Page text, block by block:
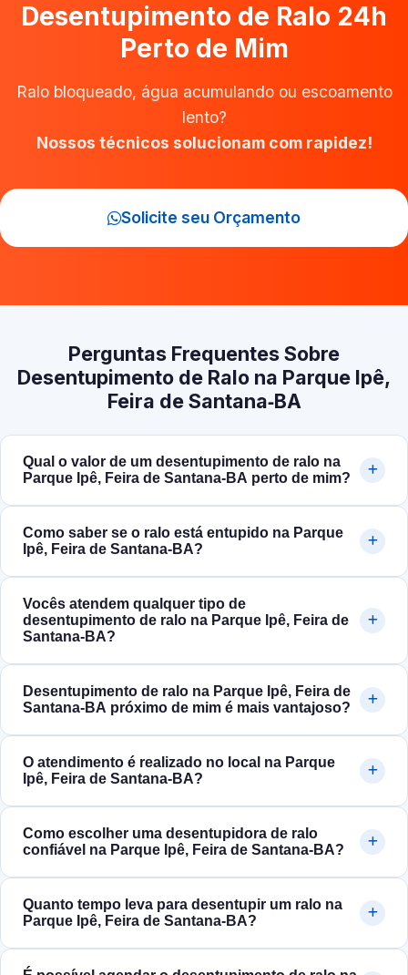
Desentupimento de Ralo 24h
Perto de Mim
Ralo bloqueado, água acumulando ou escoamento
lento?
Nossos técnicos solucionam com rapidez!
Solicite seu Orçamento
Perguntas Frequentes Sobre
Desentupimento de Ralo na Parque Ipê,
Feira de Santana‑BA
Qual o valor de um desentupimento de ralo na
Parque Ipê, Feira de Santana‑BA perto de mim?
Como saber se o ralo está entupido na Parque
Ipê, Feira de Santana‑BA?
Vocês atendem qualquer tipo de
desentupimento de ralo na Parque Ipê, Feira de
Santana‑BA?
Desentupimento de ralo na Parque Ipê, Feira de
Santana‑BA próximo de mim é mais vantajoso?
O atendimento é realizado no local na Parque
Ipê, Feira de Santana‑BA?
Como escolher uma desentupidora de ralo
confiável na Parque Ipê, Feira de Santana‑BA?
Quanto tempo leva para desentupir um ralo na
Parque Ipê, Feira de Santana‑BA?